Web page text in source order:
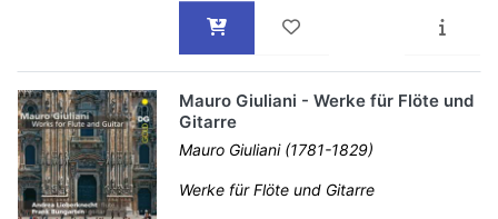
Mauro Giuliani - Werke für Flöte und
Gitarre
Mauro Giuliani (1781-1829)
Werke für Flöte und Gitarre